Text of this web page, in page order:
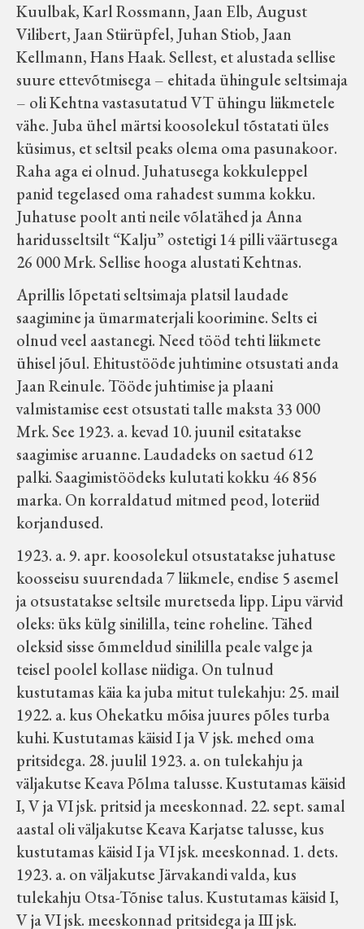
Kuulbak, Karl Rossmann, Jaan Elb, August
Vilibert, Jaan Stiirüpfel, Juhan Stiob, Jaan
Kellmann, Hans Haak. Sellest, et alustada sellise
suure ettevõtmisega – ehitada ühingule seltsimaja
– oli Kehtna vastasutatud VT ühingu liikmetele
vähe. Juba ühel märtsi koosolekul tõstatati üles
küsimus, et seltsil peaks olema oma pasunakoor.
Raha aga ei olnud. Juhatusega kokkuleppel
panid tegelased oma rahadest summa kokku.
Juhatuse poolt anti neile võlatähed ja Anna
haridusseltsilt “Kalju” ostetigi 14 pilli väärtusega
26 000 Mrk. Sellise hooga alustati Kehtnas.
Aprillis lõpetati seltsimaja platsil laudade
saagimine ja ümarmaterjali koorimine. Selts ei
olnud veel aastanegi. Need tööd tehti liikmete
ühisel jõul. Ehitustööde juhtimine otsustati anda
Jaan Reinule. Tööde juhtimise ja plaani
valmistamise eest otsustati talle maksta 33 000
Mrk. See 1923. a. kevad 10. juunil esitatakse
saagimise aruanne. Laudadeks on saetud 612
palki. Saagimistöödeks kulutati kokku 46 856
marka. On korraldatud mitmed peod, loteriid
korjandused.
1923. a. 9. apr. koosolekul otsustatakse juhatuse
koosseisu suurendada 7 liikmele, endise 5 asemel
ja otsustatakse seltsile muretseda lipp. Lipu värvid
oleks: üks külg sinililla, teine roheline. Tähed
oleksid sisse õmmeldud sinililla peale valge ja
teisel poolel kollase niidiga. On tulnud
kustutamas käia ka juba mitut tulekahju: 25. mail
1922. a. kus Ohekatku mõisa juures põles turba
kuhi. Kustutamas käisid I ja V jsk. mehed oma
pritsidega. 28. juulil 1923. a. on tulekahju ja
väljakutse Keava Põlma talusse. Kustutamas käisid
I, V ja VI jsk. pritsid ja meeskonnad. 22. sept. samal
aastal oli väljakutse Keava Karjatse talusse, kus
kustutamas käisid I ja VI jsk. meeskonnad. 1. dets.
1923. a. on väljakutse Järvakandi valda, kus
tulekahju Otsa-Tõnise talus. Kustutamas käisid I,
V ja VI jsk. meeskonnad pritsidega ja III jsk.